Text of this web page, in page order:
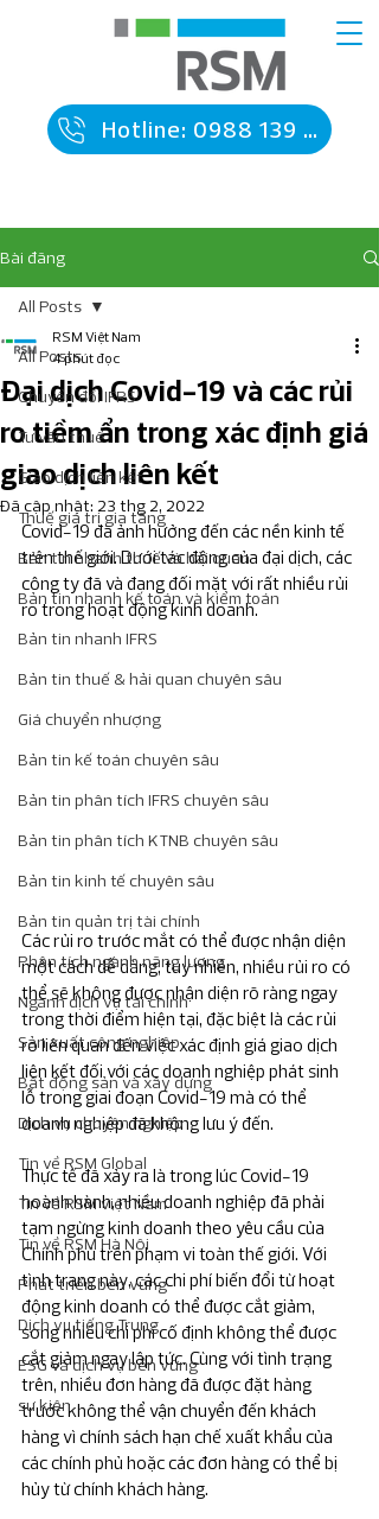
Hotline: 0988 139 090
Bài đăng
All Posts
Chuyển đổi IFRS
Tư vấn thuế
Giao dịch liên kết
Thuế giá trị gia tăng
Bản tin nhanh thuế và hải quan
Bản tin nhanh kế toán và kiểm toán
Bản tin nhanh IFRS
Bản tin thuế & hải quan chuyên sâu
Giá chuyển nhượng
Bản tin kế toán chuyên sâu
Bản tin phân tích IFRS chuyên sâu
Bản tin phân tích KTNB chuyên sâu
Bản tin kinh tế chuyên sâu
Bản tin quản trị tài chính
Phân tích ngành năng lương
Ngành dịch vụ tài chính
Sản xuất công nghiệp
Bất động sản và xây dựng
Dịch vụ chuyên nghiệp
Tin về RSM Global
Tin về RSM việt Nam
Tin về RSM Hà Nội
Phát triển bền vững
Dịch vụ tiếng Trung
ESG và dịch vụ bền vững
sự kiện
All Posts
Đại dịch Covid-19 và các rủi
ro tiềm ẩn trong xác định giá
giao dịch liên kết
RSM Việt Nam
4 phút đọc
Đã cập nhật: 23 thg 2, 2022
Covid-19 đã ảnh hưởng đến các nền kinh tế
trên thế giới. Dưới tác động của đại dịch, các
công ty đã và đang đối mặt với rất nhiều rủi
ro trong hoạt động kinh doanh.
Các rủi ro trước mắt có thể được nhận diện
một cách dễ dàng, tuy nhiên, nhiều rủi ro có
thể sẽ không được nhận diện rõ ràng ngay
trong thời điểm hiện tại, đặc biệt là các rủi
ro liên quan đến việc xác định giá giao dịch
liên kết đối với các doanh nghiệp phát sinh
lỗ trong giai đoạn Covid-19 mà có thể
doanh nghiệp đã không lưu ý đến.
Thực tế đã xảy ra là trong lúc Covid-19
hoành hành, nhiều doanh nghiệp đã phải
tạm ngừng kinh doanh theo yêu cầu của
Chính phủ trên phạm vi toàn thế giới. Với
tình trạng này, các chi phí biến đổi từ hoạt
động kinh doanh có thể được cắt giảm,
song nhiều chi phí cố định không thể được
cắt giảm ngay lập tức. Cùng với tình trạng
trên, nhiều đơn hàng đã được đặt hàng
trước không thể vận chuyển đến khách
hàng vì chính sách hạn chế xuất khẩu của
các chính phủ hoặc các đơn hàng có thể bị
hủy từ chính khách hàng.